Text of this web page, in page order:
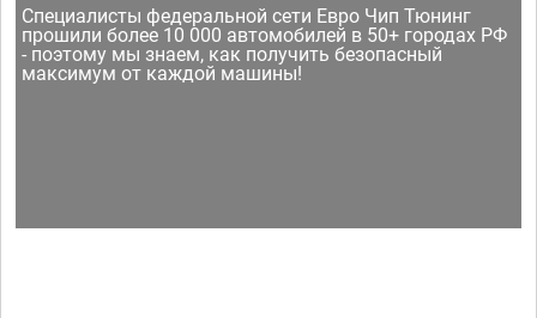
Специалисты федеральной сети Евро Чип Тюнинг
прошили более 10 000 автомобилей в 50+ городах РФ
- поэтому мы знаем, как получить безопасный
максимум от каждой машины!